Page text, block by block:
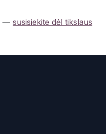
— susisiekite dėl tikslaus